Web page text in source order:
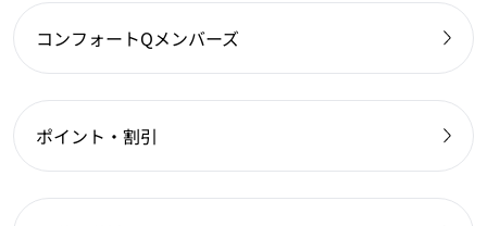
コンフォートQメンバーズ
ポイント・割引